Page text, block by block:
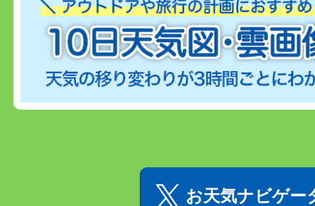
お天気ナビゲー